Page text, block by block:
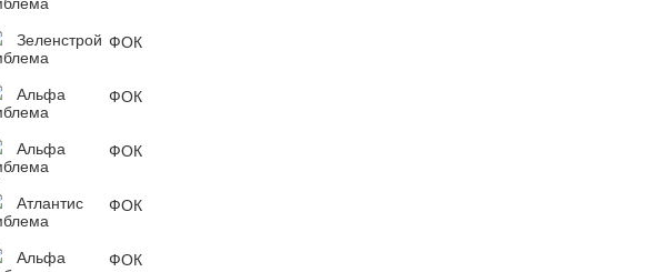
Зеленстрой ФОК
Альфа
ФОК
Альфа
ФОК
Атлантис
ФОК
Альфа
ФОК